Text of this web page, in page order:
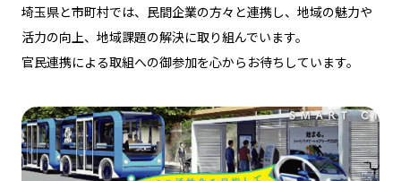
埼玉県と市町村では、民間企業の方々と連携し、 地域の魅力や
活力の向上、地域課題の解決に取り組んでいます。
官民連携による取組への御参加を心からお待ちしています。